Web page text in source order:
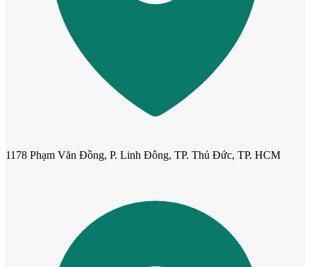
Cửa cho thú cưng
1178 Phạm Văn Đồng, P. Linh Đông, TP. Thủ Đức, TP. HCM